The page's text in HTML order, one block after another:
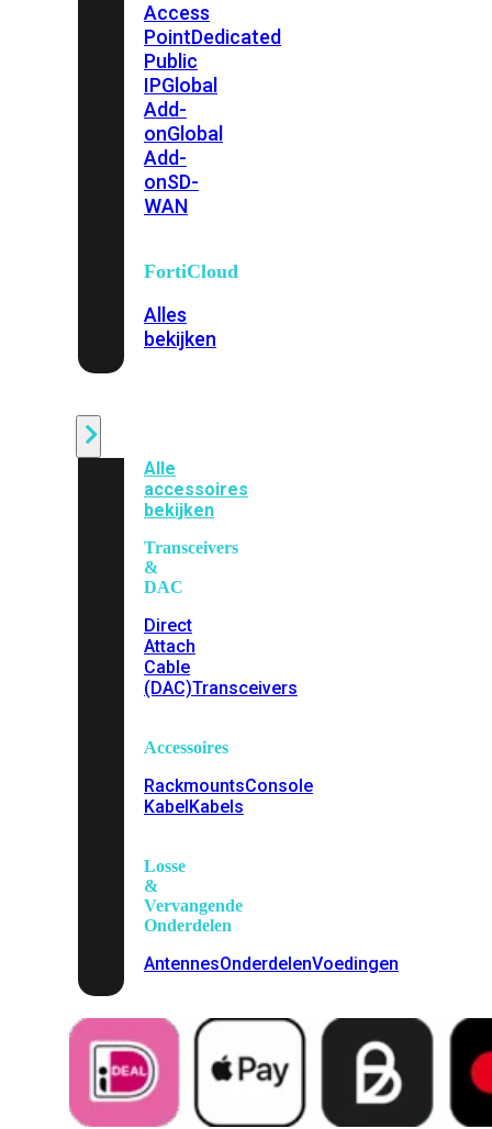
Access
PointDedicated
Public
IPGlobal
Add-
onGlobal
Add-
onSD-
WAN
FortiCloud
Alles
bekijken
Alle
accessoires
bekijken
Transceivers
&
DAC
Direct
Attach
Cable
(DAC)Transceivers
Accessoires
RackmountsConsole
KabelKabels
Losse
&
Vervangende
Onderdelen
AntennesOnderdelenVoedingen